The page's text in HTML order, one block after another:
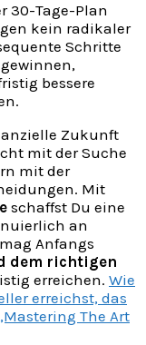
30-Tage-Plan
kein radikaler
Schritte
bessere
Zukunft
mit der Suche
mit der
Mit
schaffst Du eine
an
Anfangs
dem richtigen
erreichen. Wie
erreichst, das
The Art